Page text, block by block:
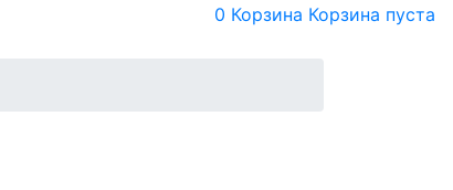
0 Корзина Корзина пуста